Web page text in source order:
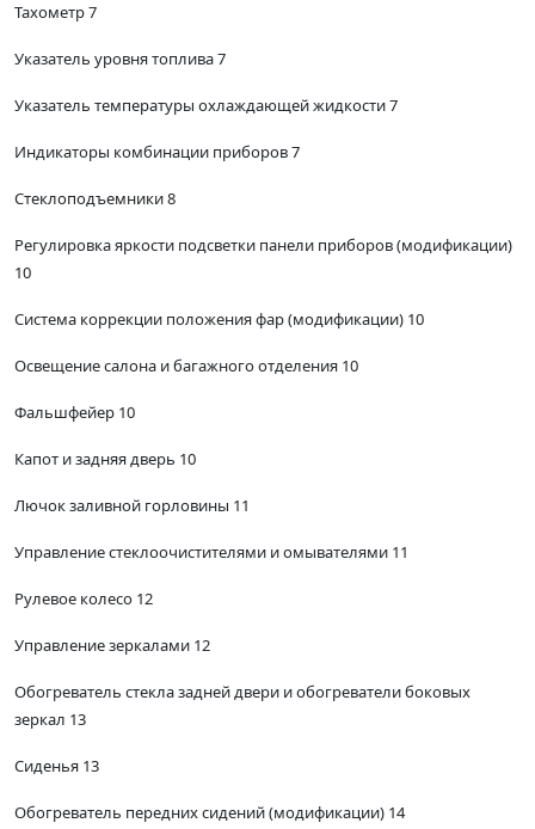
Тахометр 7
Указатель уровня топлива 7
Указатель температуры охлаждающей жидкости 7
Индикаторы комбинации приборов 7
Стеклоподъемники 8
Регулировка яркости подсветки панели приборов (модификации)
10
Система коррекции положения фар (модификации) 10
Освещение салона и багажного отделения 10
Фальшфейер 10
Капот и задняя дверь 10
Лючок заливной горловины 11
Управление стеклоочистителями и омывателями 11
Рулевое колесо 12
Управление зеркалами 12
Обогреватель стекла задней двери и обогреватели боковых
зеркал 13
Сиденья 13
Обогреватель передних сидений (модификации) 14